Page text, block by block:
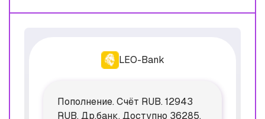
LEO-Bank
Пополнение. Счёт RUB. 12943
RUB. Др.банк. Доступно 36285,